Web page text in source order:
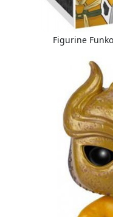
Figurine